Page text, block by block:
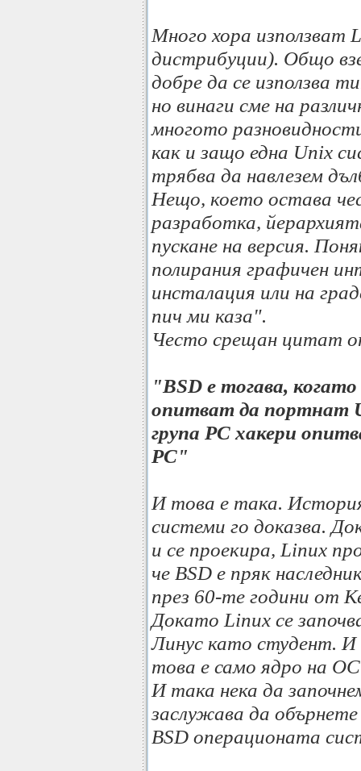
Мнoго хора използват
дистрибуции). Общо
добре да се използва
но винаги сме на
многото
как и защо една Unix
трябва да навлезем
Нещо, което остава
разработка,
пускане на версия.
полирания графичен
инсталация или на
пич ми каза".
Често срещан цитат
"BSD е тогава,
опитват да портнат
група PC хакери
PC"
И това е така.
системи го доказва.
и се проекира, Linux
че BSD е пряк
през 60-те години от
Докато Linux се
Линус като студент.
това е само ядро на
И така нека да
заслужава да
BSD операционата